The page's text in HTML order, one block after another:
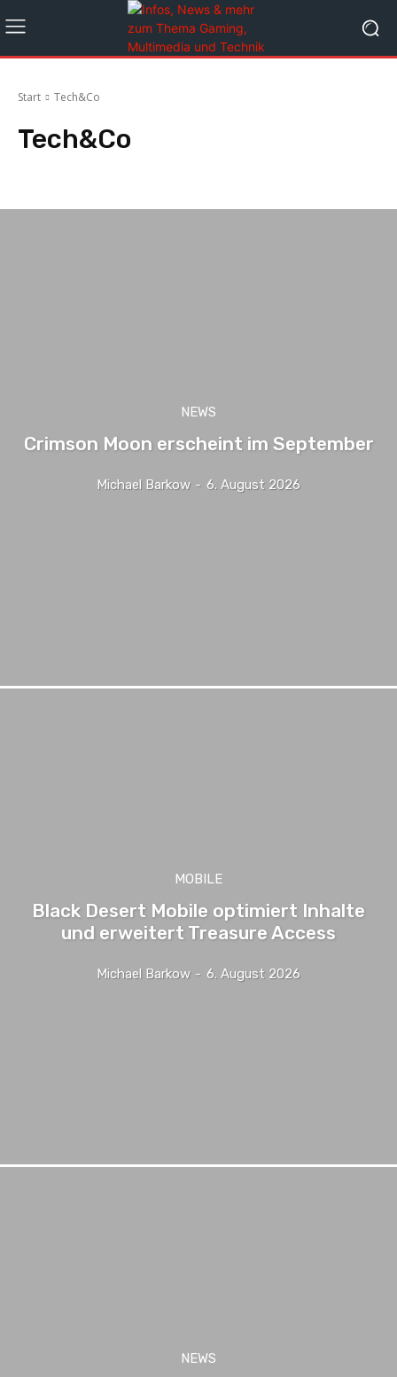
Start Tech&Co
Tech&Co
NEWS
Crimson Moon erscheint im September
Michael Barkow - 6. August 2026
MOBILE
Black Desert Mobile optimiert Inhalte
und erweitert Treasure Access
Michael Barkow - 6. August 2026
NEWS